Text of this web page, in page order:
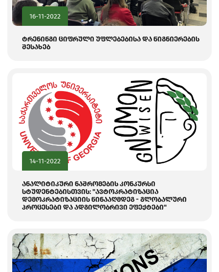
16-11-2022
ტრენინგი ციფრული უფლებებისა და წიგნიერების
შესახებ
14-11-2022
ანალიტიკური ნაშრომების კონკურსი
სტუდენტებისთვის: "ავტოკრატიზაცია
დემოკრატიზაციის წინააღმდეგ - გლობალური
პროცესები და ადგილობრივი ეფექტები"